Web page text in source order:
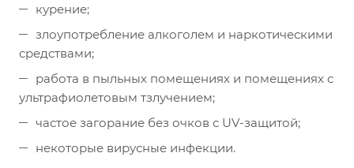
курение;
злоупотребление алкоголем и наркотическими
средствами;
работа в пыльных помещениях и помещениях с
ультрафиолетовым тзлучением;
частое загорание без очков с UV-защитой;
некоторые вирусные инфекции.